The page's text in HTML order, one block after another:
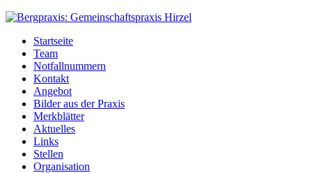
Bergpraxis:
Hirzel
Startseite
Team
Notfallnummern
Kontakt
Angebot
Bilder aus der Praxis
Merkblätter
Aktuelles
Links
Stellen
Organisation